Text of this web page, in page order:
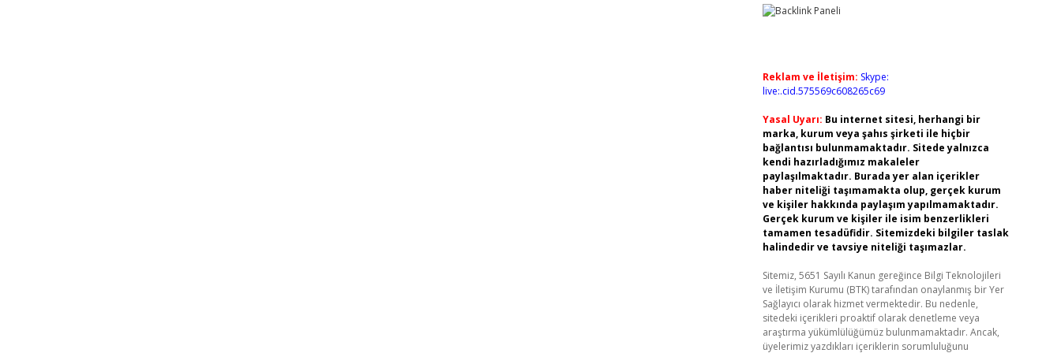
Reklam ve İletişim: Skype:
live:.cid.575569c608265c69
Yasal Uyarı: Bu internet sitesi, herhangi bir
marka, kurum veya şahıs şirketi ile hiçbir
bağlantısı bulunmamaktadır. Sitede yalnızca
kendi hazırladığımız makaleler
paylaşılmaktadır. Burada yer alan içerikler
haber niteliği taşımamakta olup, gerçek kurum
ve kişiler hakkında paylaşım yapılmamaktadır.
Gerçek kurum ve kişiler ile isim benzerlikleri
tamamen tesadüfidir. Sitemizdeki bilgiler taslak
halindedir ve tavsiye niteliği taşımazlar.
Sitemiz, 5651 Sayılı Kanun gereğince Bilgi Teknolojileri
ve İletişim Kurumu (BTK) tarafından onaylanmış bir Yer
Sağlayıcı olarak hizmet vermektedir. Bu nedenle,
sitedeki içerikleri proaktif olarak denetleme veya
araştırma yükümlülüğümüz bulunmamaktadır. Ancak,
üyelerimiz yazdıkları içeriklerin sorumluluğunu